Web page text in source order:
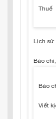
Thuế
Lịch sử
Báo
Báo
Viết